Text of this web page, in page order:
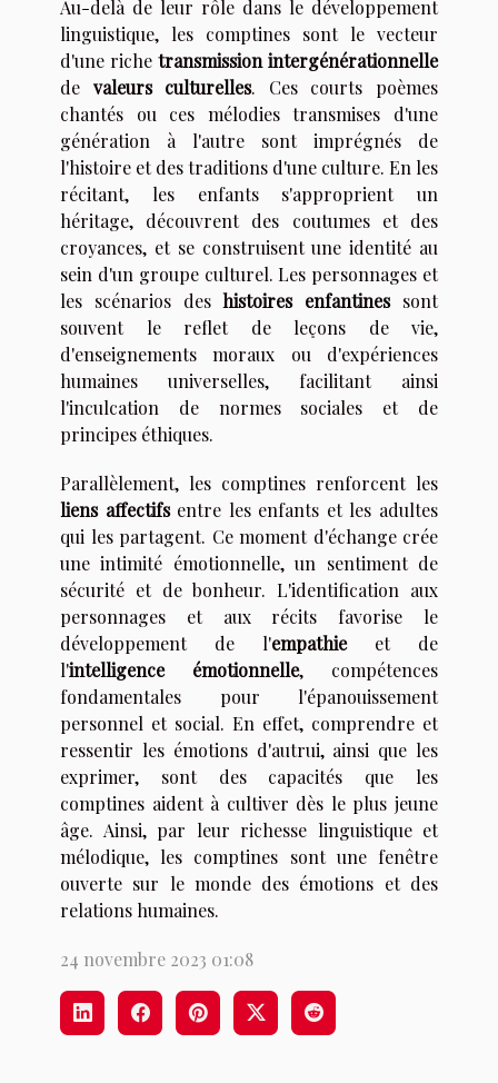
Au-delà de leur rôle dans le développement
linguistique, les comptines sont le vecteur
d'une riche transmission intergénérationnelle
de valeurs culturelles. Ces courts poèmes
chantés ou ces mélodies transmises d'une
génération à l'autre sont imprégnés de
l'histoire et des traditions d'une culture. En les
récitant, les enfants s'approprient un
héritage, découvrent des coutumes et des
croyances, et se construisent une identité au
sein d'un groupe culturel. Les personnages et
les scénarios deshistoires enfantinessont
souvent le reflet de leçons de vie,
d'enseignements moraux ou d'expériences
humaines universelles, facilitant ainsi
l'inculcation de normes sociales et de
principes éthiques.
Parallèlement, les comptines renforcent les
liens affectifsentre les enfants et les adultes
qui les partagent. Ce moment d'échange crée
une intimité émotionnelle, un sentiment de
sécurité et de bonheur. L'identification aux
personnages et aux récits favorise le
développement de l'empathieet de
l'intelligence émotionnelle, compétences
fondamentales pour l'épanouissement
personnel et social. En effet, comprendre et
ressentir les émotions d'autrui, ainsi que les
exprimer, sont des capacités que les
comptines aident à cultiver dès le plus jeune
âge. Ainsi, par leur richesse linguistique et
mélodique, les comptines sont une fenêtre
ouverte sur le monde des émotions et des
relations humaines.
24 novembre 2023 01:08